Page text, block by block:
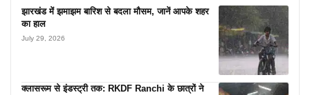
झारखंड में झमाझम बारिश से बदला मौसम, जानें आपके शहर
का हाल
July 29, 2026
क्लासरूम से इंडस्ट्री तक: RKDF Ranchi के छात्रों ने